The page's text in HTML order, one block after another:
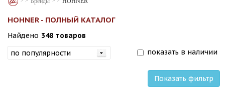
HOHNER - ПОЛНЫЙ КАТАЛОГ
Найдено 348 товаров
показать в наличии
Показать фильтр